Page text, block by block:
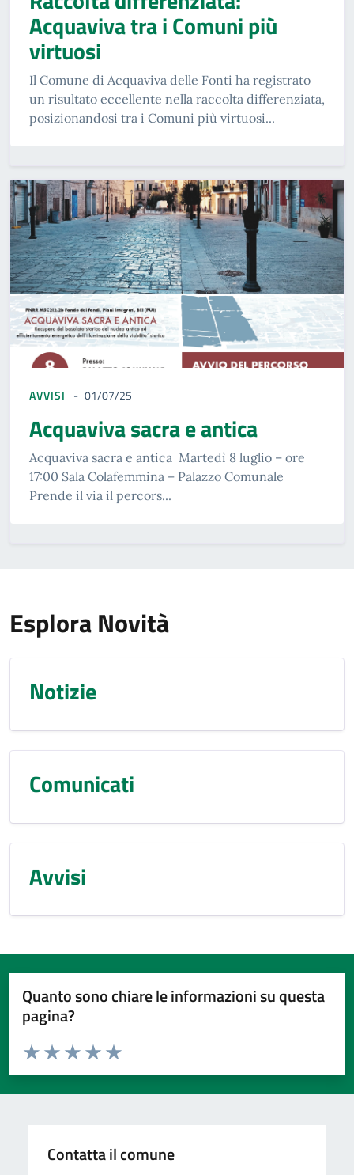
Acquaviva tra i Comuni più
virtuosi
Il Comune di Acquaviva delle Fonti ha registrato
un risultato eccellente nella raccolta differenziata,
posizionandosi tra i Comuni più virtuosi...
AVVISI 01/07/25
Acquaviva sacra e antica
Acquaviva sacra e antica Martedì 8 luglio – ore
17:00 Sala Colafemmina – Palazzo Comunale
Prende il via il percors...
Esplora Novità
Notizie
Comunicati
Avvisi
Quanto sono chiare le informazioni su questa
pagina?
Valuta da 1 a 5 stelle la pagina
Valuta 5 stelle su 5
Valuta 4 stelle su 5
Valuta 3 stelle su 5
Valuta 2 stelle su 5
Valuta 1 stelle su 5
Contatta il comune